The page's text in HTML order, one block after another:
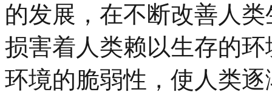
的发展，在不断改善人
损害着人类赖以生存的
环境的脆弱性，使人类